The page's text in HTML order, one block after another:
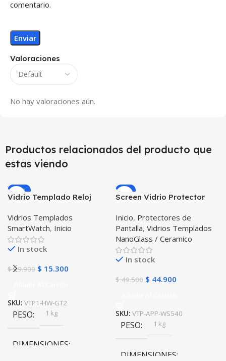
Valoraciones
No hay valoraciones aún.
comentario.
Productos relacionados del producto que
estas viendo
-49%
Vidrio Templado Reloj
Huawei Gt2 46mm
Vidrios Templados
SmartWatch, Inicio
In stock
$29.900 $ 15.300
SKU: VTP1-HW-GT2
PESO 1 kg
DIMENSIONES
-9%
Screen Vidrio Protector
X2 Unidades
Inicio, Protectores de
Pantalla, Vidrios Templados
NanoGlass / Ceramico
In stock
$49.500 $ 44.900
SKU: VTP-APP-WS540
PESO 1 kg
DIMENSIONES